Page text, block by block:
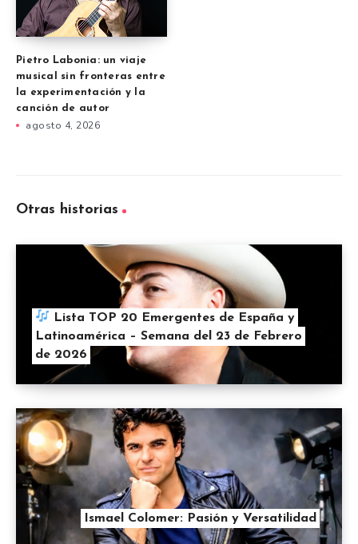
Pietro Labonia: un viaje
musical sin fronteras entre
la experimentación y la
canción de autor
agosto 4, 2026
Otras historias
Lista TOP 20 Emergentes de España y
Latinoamérica – Semana del 23 de Febrero
de 2026
Ismael Colomer: Pasión y Versatilidad